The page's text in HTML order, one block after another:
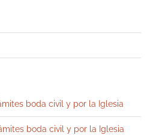
boda civil y por la Iglesia
boda civil y por la Iglesia